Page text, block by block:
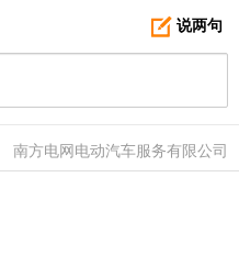
说两句
南方电网电动汽车服务有限公司